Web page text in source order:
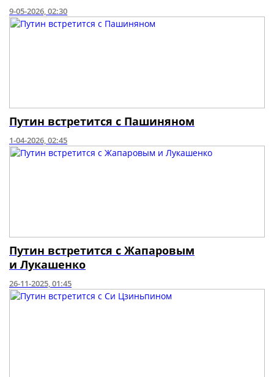
9-05-2026, 02:30
Путин встретится с Пашиняном
1-04-2026, 02:45
Путин встретится с Жапаровым
и Лукашенко
26-11-2025, 01:45